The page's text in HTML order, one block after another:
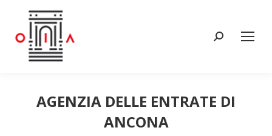
Cerca:
AGENZIA DELLE ENTRATE DI
ANCONA